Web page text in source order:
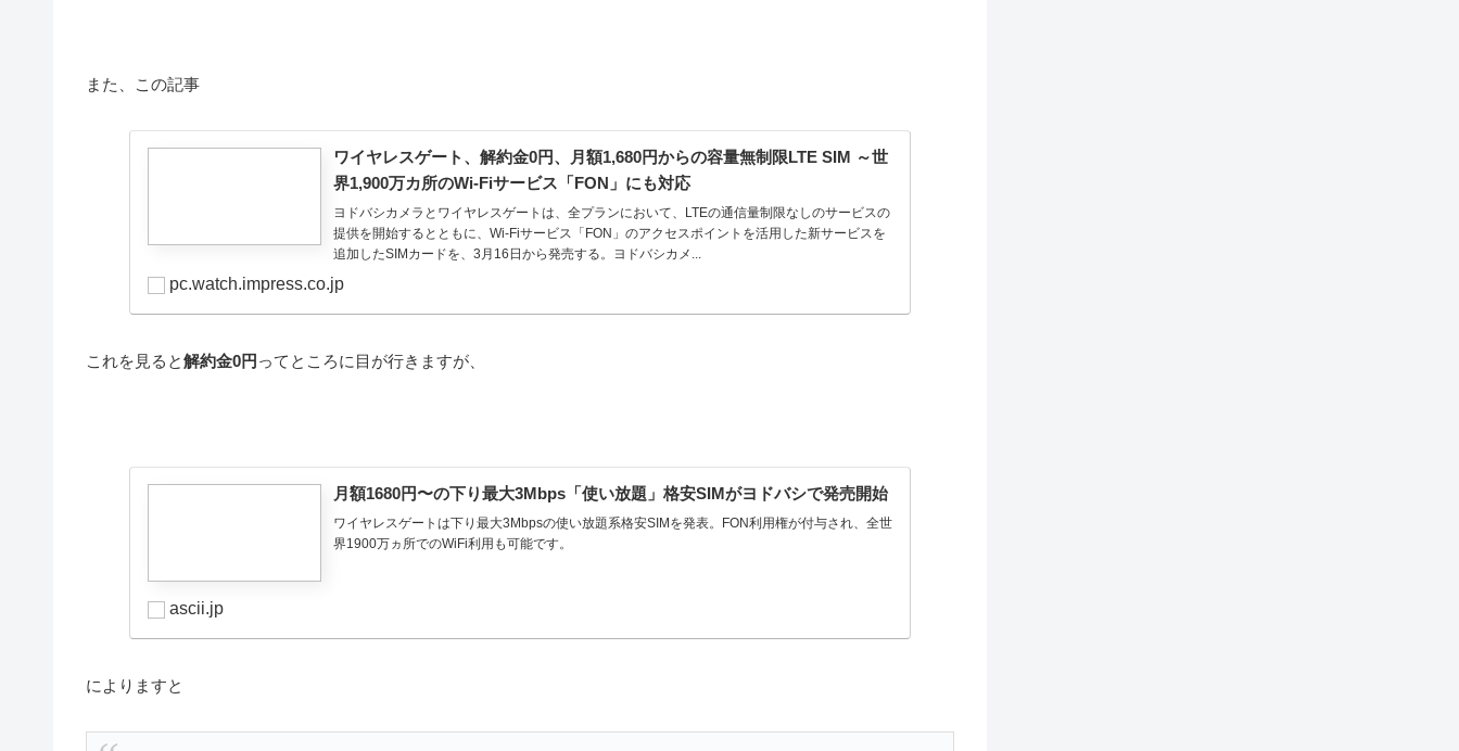
また、この記事
ワイヤレスゲート、解約金0円、月額1,680円からの容量無制限LTE SIM ～世
界1,900万カ所のWi-Fiサービス「FON」にも対応
ヨドバシカメラとワイヤレスゲートは、全プランにおいて、LTEの通信量制限なしのサービスの
提供を開始するとともに、Wi-Fiサービス「FON」のアクセスポイントを活用した新サービスを
追加したSIMカードを、3月16日から発売する。ヨドバシカメ...
pc.watch.impress.co.jp
これを見ると解約金0円 ってところに目が行きますが、
月額1680円〜の下り最大3Mbps「使い放題」格安SIMがヨドバシで発売開始
ワイヤレスゲートは下り最大3Mbpsの使い放題系格安SIMを発表。FON利用権が付与され、全世
界1900万ヵ所でのWiFi利用も可能です。
ascii.jp
によりますと